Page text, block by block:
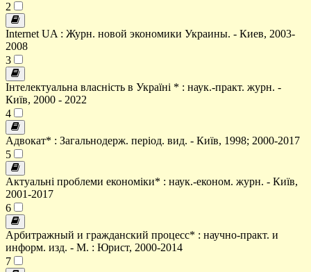
2
Internet UA : Журн. новой экономики Украины. - Киев, 2003-
2008
3
Інтелектуальна власність в Україні * : наук.-практ. журн. -
Київ, 2000 - 2022
4
Адвокат* : Загальнодерж. період. вид. - Київ, 1998; 2000-2017
5
Актуальні проблеми економіки* : наук.-економ. журн. - Київ,
2001-2017
6
Арбитражный и гражданский процесс* : научно-практ. и
информ. изд. - М. : Юрист, 2000-2014
7